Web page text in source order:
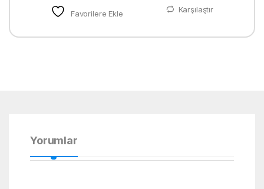
Favorilere Ekle Karşılaştır
Yorumlar